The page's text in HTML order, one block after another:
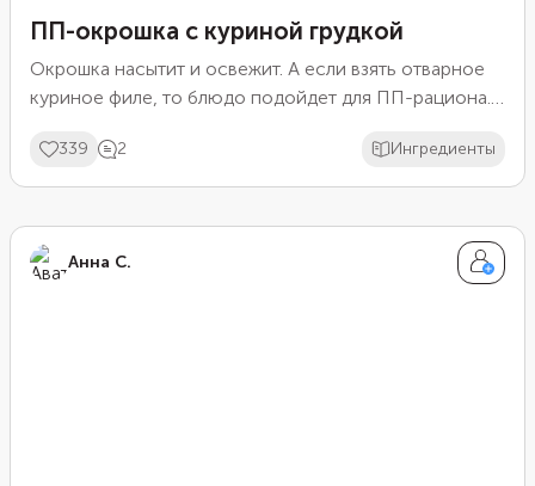
ПП-окрошка с куриной грудкой
Окрошка насытит и освежит. А если взять отварное
куриное филе, то блюдо подойдет для ПП-рациона.
квасом. Старайтесь, чтобы нарезка была одинаковой
у всех продуктов, тогда вкус окрошки получится
вкусу, например добавить петрушку, кинзу и даже
мяту. Для большей пикантности заправьте окрошку
339 2 Ингредиенты
Анна С.